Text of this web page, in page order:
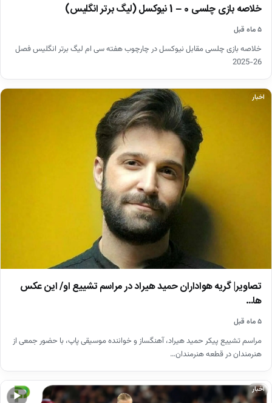
خلاصه بازی چلسی 0 – 1 نیوکسل (لیگ برتر انگلیس)
۵ ماه قبل
خلاصه بازی چلسی مقابل نیوکسل در چارچوب هفته سی ام لیگ برتر انگلیس فصل
26-2025
اخبار
تصاویر| گریه هواداران حمید هیراد در مراسم تشییع او/ این عکس
ها…
۵ ماه قبل
مراسم تشییع پیکر حمید هیراد، آهنگساز و خواننده موسیقی پاپ، با حضور جمعی از
هنرمندان در قطعه هنرمندان…
▶
اخبار